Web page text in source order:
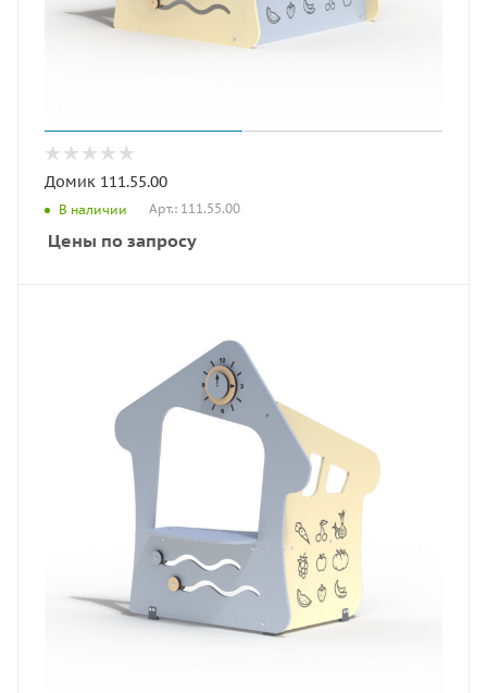
Домик 111.55.00
В наличии Арт.: 111.55.00
Цены по запросу